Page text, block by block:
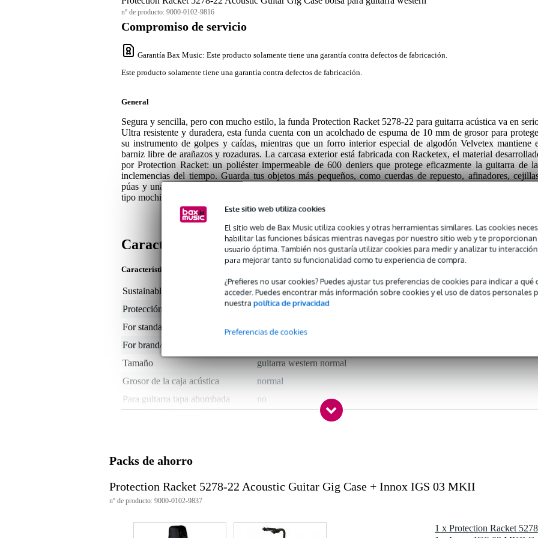
Este sitio web utiliza cookies
El sitio web de Bax Music utiliza cookies y otras herramientas similares. Las cookies
habilitar las funciones básicas mientras navegas por nuestro sitio web y te
usuario óptima. También nos gustaría utilizar cookies para medir y analizar tu
para mejorar tanto su funcionalidad como tu experiencia de compra.
¿Prefieres no usar cookies? Puedes ajustar tus preferencias de cookies para indicar a
acceder. Puedes encontrar más información sobre cookies y el uso de datos personales
nuestra política de privacidad
Preferencias de cookies
nº de producto: 9000-0102-9816
Compromiso de servicio
Garantía Bax Music: Este producto solamente tiene una garantía contra defectos de fabricación.
Este producto solamente tiene una garantía contra defectos de fabricación.
General
Segura y sencilla, pero con mucho estilo, la funda Protection Racket 5278-22 para guitarra acústica va en
Ultra resistente y duradera, esta funda cuenta con un acolchado de espuma de 10 mm de grosor para
su instrumento de golpes y caídas, mientras que un forro interior especial de algodón Velvetex mantiene
barniz libre de arañazos y rozaduras. La carcasa exterior está fabricada con Racketex, el material
por Protection Racket: un poliéster impermeable de 600 deniers que protege eficazmente la guitarra de
inclemencias del tiempo. Guarda tus objetos más pequeños, como cuerdas de repuesto, afinadores,
púas y una correa en los dos bolsillos exteriores y transpórtala cómodamente gracias a las correas ajustables
tipo mochila.
Características
Características del producto
Sustainable product
not specified
Protección
funda
For standard models
dreadnought, jumbo, auditorium / orchestra (000 / 0M)
For brand/model
Tamaño
guitarra western normal
Grosor de la caja acústica
normal
Para guitarra tapa abombada
no
Correas
sí
Impermeable
Color
negro
Packs de ahorro
Protection Racket 5278-22 Acoustic Guitar Gig Case + Innox IGS 03 MKII
nº de producto: 9000-0102-9837